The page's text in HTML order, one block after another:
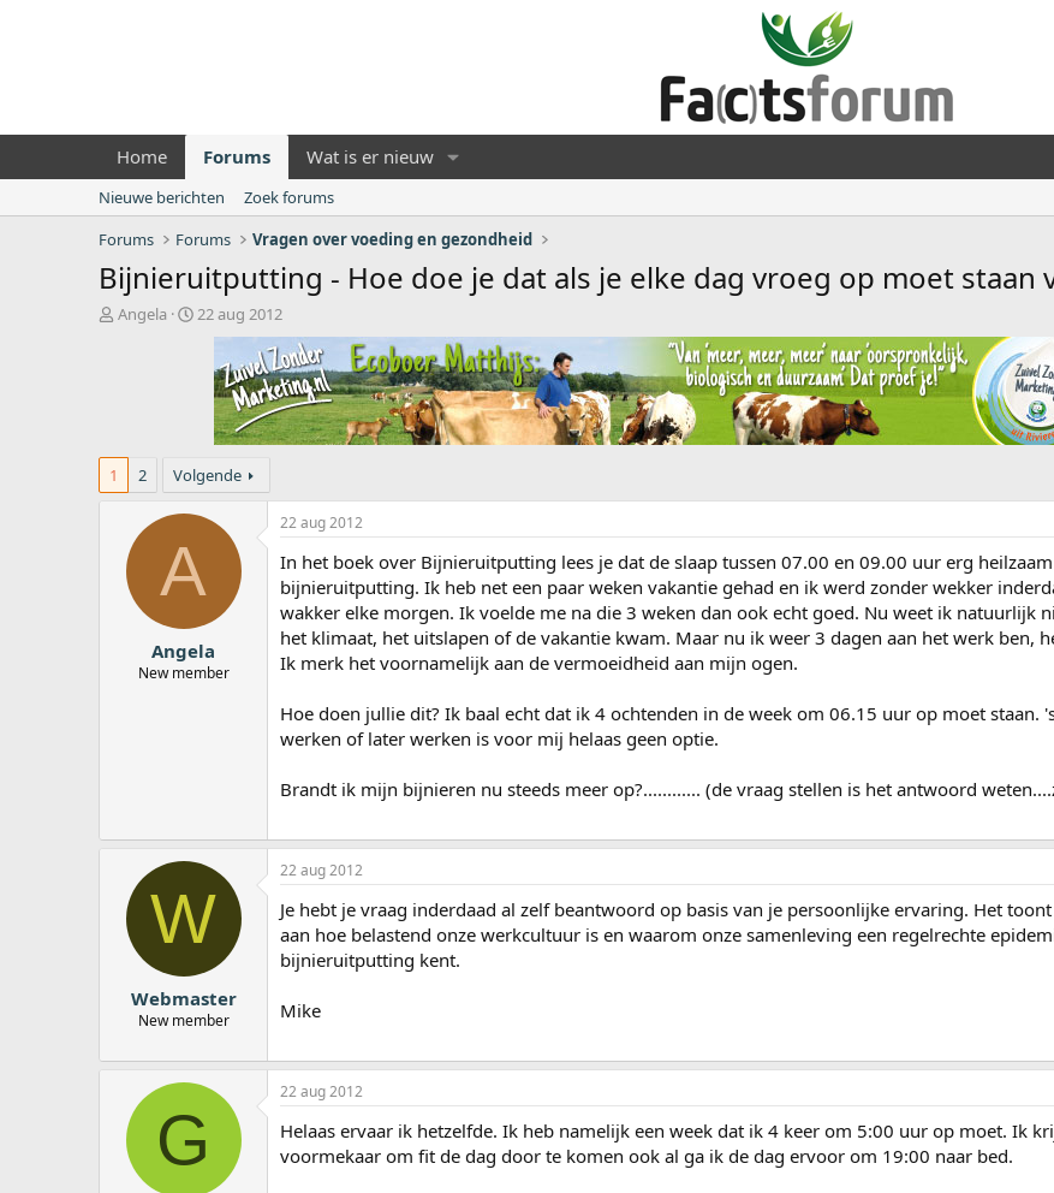
Home Forums Wat is er nieuw
Nieuwe berichten
Zoek forums
Forums
Forums Vragen over voeding en gezondheid
Bijnieruitputting - Hoe doe je dat als je elke dag vroeg op moet staan
O
r
Angela
S
u
22 aug 2012
1 2 Volgende
A
Angela
New member
22 aug 2012
In het boek over Bijnieruitputting lees je dat de slaap tussen 07.00 en 09.00 uur erg
bijnieruitputting. Ik heb net een paar weken vakantie gehad en ik werd zonder wekker
wakker elke morgen. Ik voelde me na die 3 weken dan ook echt goed. Nu weet ik natuurlijk
het klimaat, het uitslapen of de vakantie kwam. Maar nu ik weer 3 dagen aan het werk ben,
Ik merk het voornamelijk aan de vermoeidheid aan mijn ogen.
Hoe doen jullie dit? Ik baal echt dat ik 4 ochtenden in de week om 06.15 uur op moet staan.
werken of later werken is voor mij helaas geen optie.
Brandt ik mijn bijnieren nu steeds meer op?............ (de vraag stellen is het antwoord
W
Webmaster
New member
22 aug 2012
Je hebt je vraag inderdaad al zelf beantwoord op basis van je persoonlijke ervaring. Het
aan hoe belastend onze werkcultuur is en waarom onze samenleving een regelrechte
bijnieruitputting kent.
Mike
G
22 aug 2012
Helaas ervaar ik hetzelfde. Ik heb namelijk een week dat ik 4 keer om 5:00 uur op moet. Ik
voormekaar om fit de dag door te komen ook al ga ik de dag ervoor om 19:00 naar bed.